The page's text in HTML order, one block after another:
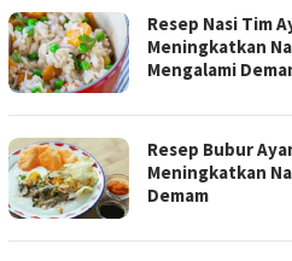
Resep Nasi Tim
Meningkatkan
Mengalami
Resep Bubur
Meningkatkan
Demam